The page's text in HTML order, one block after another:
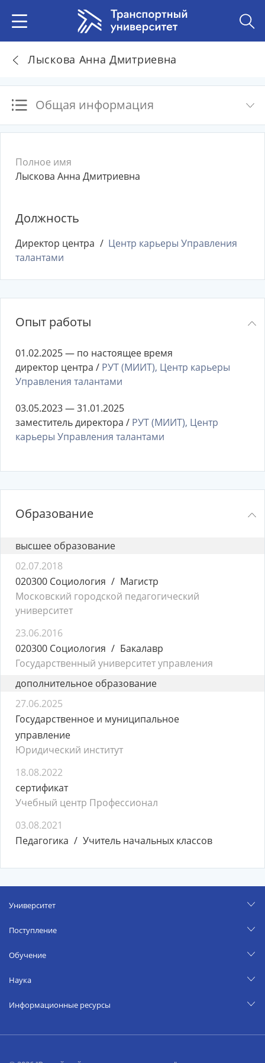
Лыскова Анна Дмитриевна
Общая информация
Полное имя
Лыскова Анна Дмитриевна
Должность
Директор центра
Центр карьеры Управления
талантами
Опыт работы
01.02.2025 — по настоящее время
директор центра / РУТ (МИИТ), Центр карьеры
Управления талантами
03.05.2023 — 31.01.2025
заместитель директора / РУТ (МИИТ), Центр
карьеры Управления талантами
Образование
высшее образование
02.07.2018
020300 Социология
Магистр
Московский городской педагогический
университет
23.06.2016
020300 Социология
Бакалавр
Государственный университет управления
дополнительное образование
27.06.2025
Государственное и муниципальное
управление
Юридический институт
18.08.2022
сертификат
Учебный центр Профессионал
03.08.2021
Педагогика
Учитель начальных классов
Университет
Поступление
Обучение
Наука
Информационные ресурсы